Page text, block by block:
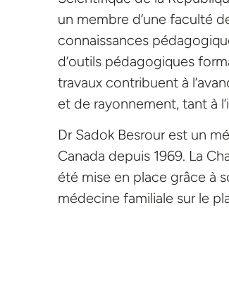
un membre d’une faculté
connaissances
d’outils pédagogiques
travaux contribuent à
et de rayonnement, tant à
Dr Sadok Besrour est un
Canada depuis 1969. La
été mise en place grâce à
médecine familiale sur le